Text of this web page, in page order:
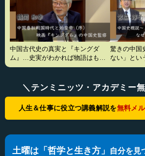
中国古代史の真実と『キングダ
ム』…史実がわかれば物語はもっ
と面白い
驚きの中国
ない」とい
実
＼テンミニッツ・アカデミー
人生＆仕事に役立つ講義解説を無料メ
土曜は「哲学と生き方」 自分を見